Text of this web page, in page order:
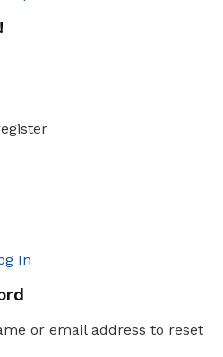
In
or email address to reset